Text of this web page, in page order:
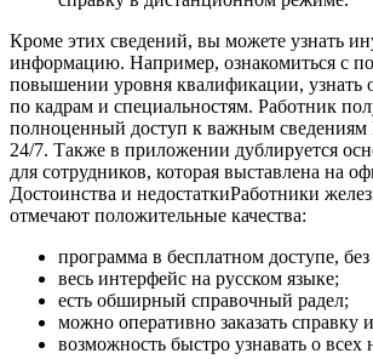
Кроме этих сведений, вы можете узнать
информацию. Например, ознакомиться с
повышении уровня квалификации, узнать
по кадрам и специальностям. Работник
полноценный доступ к важным
24/7. Также в приложении дублируется
для сотрудников, которая выставлена на
Достоинства и недостаткиРаботники
отмечают положительные качества:
программа в бесплатном доступе,
весь интерфейс на русском языке;
есть обширный справочный радел;
можно оперативно заказать справку
возможность быстро узнавать о всех